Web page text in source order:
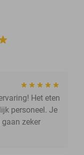
Het eten
personeel. Je
zeker